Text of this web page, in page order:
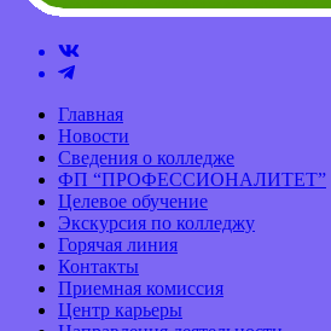
Главная
Новости
Сведения о колледже
ФП “ПРОФЕССИОНАЛИТЕТ”
Целевое обучение
Экскурсия по колледжу
Горячая линия
Контакты
Приемная комиссия
Центр карьеры